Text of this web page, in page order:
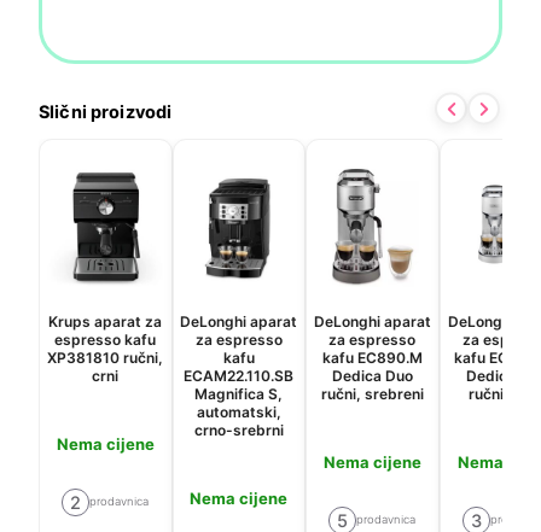
Slični proizvodi
Krups aparat za
espresso kafu
XP381810 ručni,
crni
Nema cijene
2 prodavnica
DeLonghi aparat
za espresso
kafu
ECAM22.110.SB
Magnifica S,
automatski,
crno-srebrni
Nema cijene
DeLonghi aparat
za espresso
kafu EC890.M
Dedica Duo
ručni, srebreni
Nema cijene
5 prodavnica
DeLonghi
za
kafu
Dedica
ručni,
Nema
3